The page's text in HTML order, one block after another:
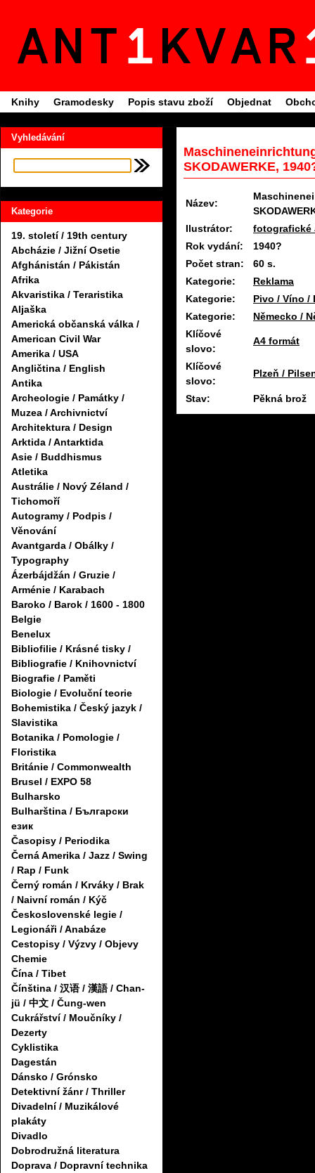
Knihy Gramodesky Popis stavu zboží Objednat
Vyhledávání
Kategorie
19. století / 19th century
Abcházie / Jižní Osetie
Afghánistán / Pákistán
Afrika
Akvaristika / Teraristika
Aljaška
Americká občanská válka /
American Civil War
Amerika / USA
Angličtina / English
Antika
Archeologie / Památky /
Muzea / Archivnictví
Architektura / Design
Arktida / Antarktida
Asie / Buddhismus
Atletika
Austrálie / Nový Zéland /
Tichomoří
Autogramy / Podpis /
Věnování
Avantgarda / Obálky /
Typography
Ázerbájdžán / Gruzie /
Arménie / Karabach
Baroko / Barok / 1600 - 1800
Belgie
Benelux
Bibliofilie / Krásné tisky /
Bibliografie / Knihovnictví
Biografie / Paměti
Biologie / Evoluční teorie
Bohemistika / Český jazyk /
Slavistika
Botanika / Pomologie /
Floristika
Británie / Commonwealth
Brusel / EXPO 58
Bulharsko
Bulharština / Български
език
Časopisy / Periodika
Černá Amerika / Jazz / Swing
/ Rap / Funk
Černý román / Krváky / Brak
/ Naivní román / Kýč
Československé legie /
Legionáři / Anabáze
Cestopisy / Výzvy / Objevy
Chemie
Čína / Tibet
Čínština / 汉语 / 漢語 / Chan-
jü / 中文 / Čung-wen
Cukrářství / Moučníky /
Dezerty
Cyklistika
Dagestán
Dánsko / Grónsko
Detektivní žánr / Thriller
Divadelní / Muzikálové
plakáty
Divadlo
Dobrodružná literatura
Doprava / Dopravní technika
SKODAWERKE,
Název:
Ilustrátor:
fotografické
Rok vydání:
1940?
Počet stran:
60 s.
Kategorie:
Reklama
Kategorie:
Pivo / Víno /
Kategorie:
Německo /
Klíčové
slovo:
A4 formát
Klíčové
slovo:
Plzeň /
Stav: Pěkná brož